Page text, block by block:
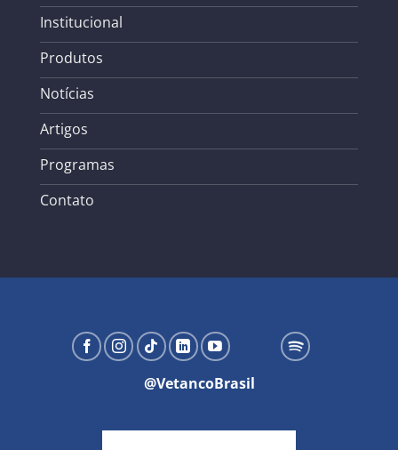
Institucional
Produtos
Notícias
Artigos
Programas
Contato
@VetancoBrasil